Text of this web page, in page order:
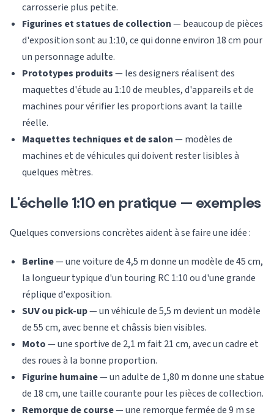
carrosserie plus petite.
Figurines et statues de collection— beaucoup de pièces
d'exposition sont au 1:10, ce qui donne environ 18 cm pour
un personnage adulte.
Prototypes produits— les designers réalisent des
maquettes d'étude au 1:10 de meubles, d'appareils et de
machines pour vérifier les proportions avant la taille
réelle.
Maquettes techniques et de salon— modèles de
machines et de véhicules qui doivent rester lisibles à
quelques mètres.
L'échelle 1:10 en pratique — exemples
Quelques conversions concrètes aident à se faire une idée :
Berline— une voiture de 4,5 m donne un modèle de 45 cm,
la longueur typique d'un touring RC 1:10 ou d'une grande
réplique d'exposition.
SUV ou pick-up— un véhicule de 5,5 m devient un modèle
de 55 cm, avec benne et châssis bien visibles.
Moto— une sportive de 2,1 m fait 21 cm, avec un cadre et
des roues à la bonne proportion.
Figurine humaine— un adulte de 1,80 m donne une statue
de 18 cm, une taille courante pour les pièces de collection.
Remorque de course— une remorque fermée de 9 m se